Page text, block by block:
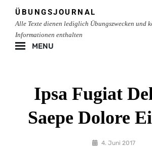
content
ÜBUNGSJOURNAL
Alle Texte dienen lediglich Übungszwecken und
Informationen enthalten
MENU
Ipsa Fugiat
Saepe Dolore
By 4. Juni 2017